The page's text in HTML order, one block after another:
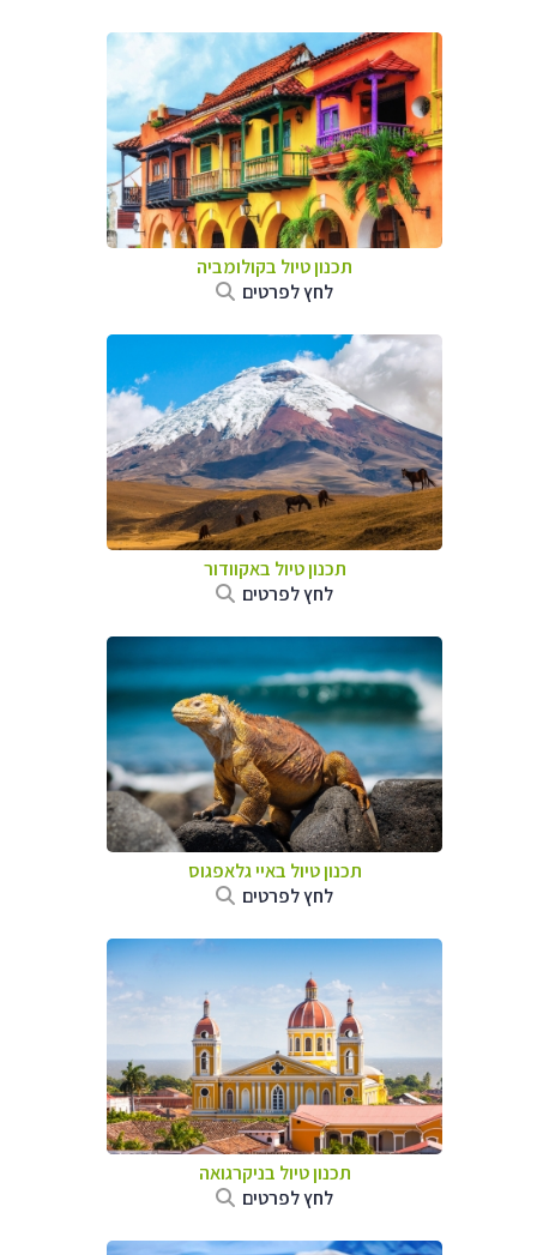
תכנון טיול בקולומביה
לחץ לפרטים
תכנון טיול באקוודור
לחץ לפרטים
תכנון טיול באיי גלאפגוס
לחץ לפרטים
תכנון טיול בניקרגואה
לחץ לפרטים